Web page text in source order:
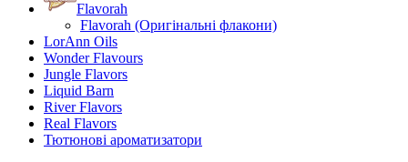
Flavorah
Flavorah (Оригінальні флакони)
LorAnn Oils
Wonder Flavours
Jungle Flavors
Liquid Barn
River Flavors
Real Flavors
Тютюнові ароматизатори